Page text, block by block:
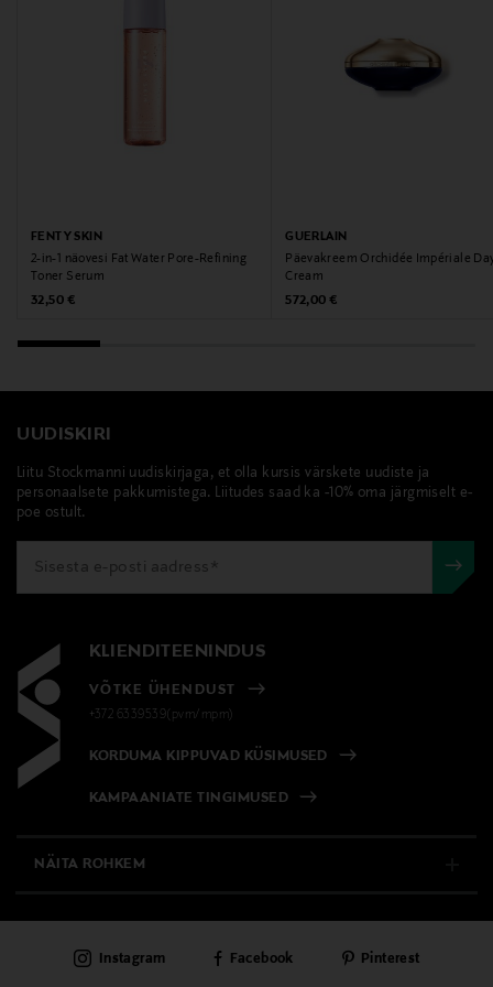
FENTY SKIN
2-in-1 näovesi Fat Water Pore-Refining
Toner Serum
Original Price
32,50 €
GUERLAIN
Päevakreem Orchidée Impériale
Cream
Original Price
572,00 €
UUDISKIRI
Liitu Stockmanni uudiskirjaga, et olla kursis värskete uudiste ja
personaalsete pakkumistega. Liitudes saad ka -10% oma järgmiselt e-
poe ostult.
KLIENDITEENINDUS
VÕTKE ÜHENDUST
+372 6339539(pvm/mpm)
KORDUMA KIPPUVAD KÜSIMUSED
KAMPAANIATE TINGIMUSED
NÄITA ROHKEM
PÜSIKLIENDITEENINDUS
Instagram Facebook Pinterest